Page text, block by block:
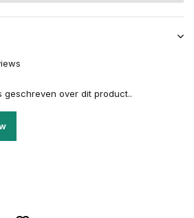
geschreven over dit product..